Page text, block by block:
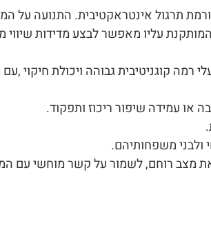
תרגול אינטראקטיבית. התנועה על
עליו מאפשר לבצע מדידות שיווי
קוגניטיבית גבוהה ויכולת חיקוי
או עמידה שיפור ריכוז ותפקוד.
ולבני משפחותיהם.
מצב רוחם, לשמור על קשר מוחשי עם